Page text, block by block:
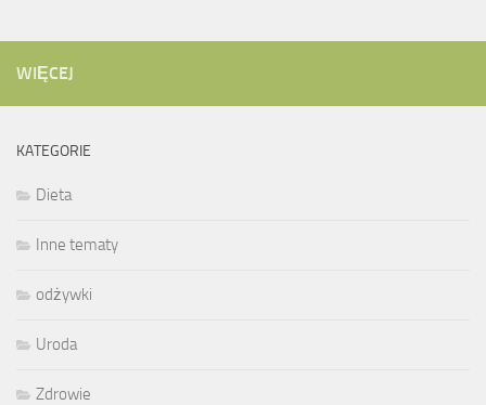
WIĘCEJ
KATEGORIE
Dieta
Inne tematy
odżywki
Uroda
Zdrowie